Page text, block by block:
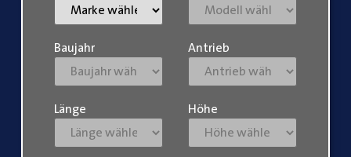
Baujahr Antrieb
Länge Höhe